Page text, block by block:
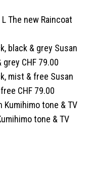
The new Raincoat
Susan
grey CHF 79.00
Susan
CHF 79.00
tone & TV